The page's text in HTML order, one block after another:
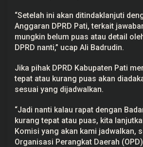
a
w
a
b
a
n
e
a
k
n
a
a
n
A
“Setelah ini akan ditindaklanjuti
Anggaran DPRD Pati, terkait
mungkin belum puas atau detail
DPRD nanti,” ucap Ali Badrudin.
Jika pihak DPRD Kabupaten Pati
tepat atau kurang puas akan
sesuai yang dijadwalkan.
“Jadi nanti kalau rapat dengan
kurang tepat atau puas, kita
Komisi yang akan kami jadwalkan,
Organisasi Perangkat Daerah